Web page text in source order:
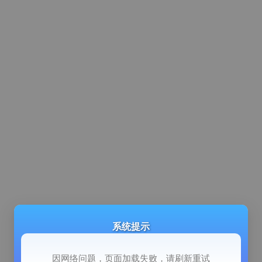
系统提示
因网络问题，页面加载失败，请刷新重试